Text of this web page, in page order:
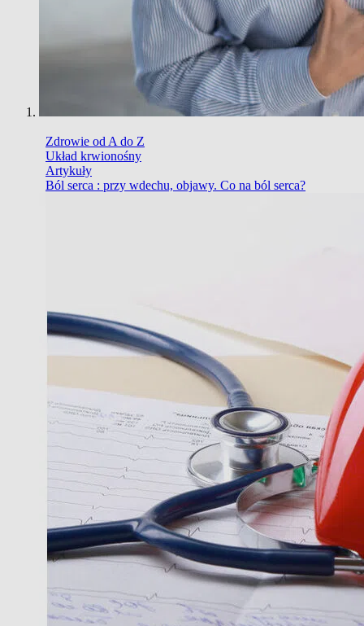
Zdrowie od A do Z
Układ krwionośny
Artykuły
Ból serca : przy wdechu, objawy. Co na ból serca?